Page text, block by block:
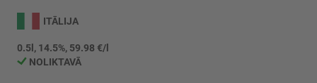
ITĀLIJA
0.5l, 14.5%, 59.98 €/l
NOLIKTAVĀ